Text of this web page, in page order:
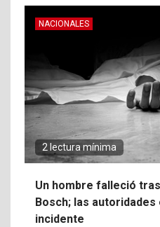
NACIONALES
2 lectura mínima
Un hombre falleció
Bosch; las
incidente